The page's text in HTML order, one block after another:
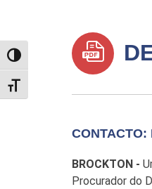
TOGGLE HIGH CONTRAST
TOGGLE FONT SIZE
CONTACTO:
BROCKTON -
Procurador do